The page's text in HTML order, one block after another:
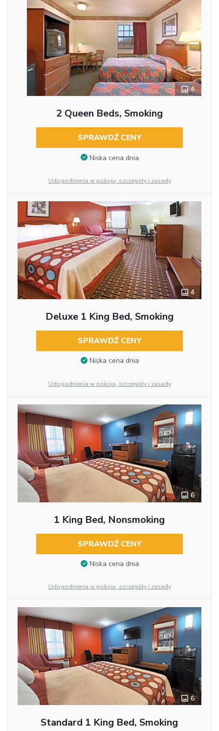
4
2 Queen Beds, Smoking
SPRAWDŹ CENY
Niska cena dnia
Udogodnienia w pokoju, szczegóły i zasady
4
Deluxe 1 King Bed, Smoking
SPRAWDŹ CENY
Niska cena dnia
Udogodnienia w pokoju, szczegóły i zasady
6
1 King Bed, Nonsmoking
SPRAWDŹ CENY
Niska cena dnia
Udogodnienia w pokoju, szczegóły i zasady
6
Standard 1 King Bed, Smoking